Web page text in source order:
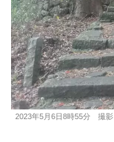
2023年5月6日8時55分 撮影